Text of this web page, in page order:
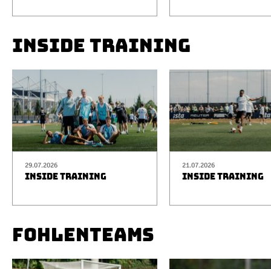
INSIDE TRAINING
29.07.2026
INSIDE TRAINING
21.07.2026
INSIDE TRAINING
FOHLENTEAMS